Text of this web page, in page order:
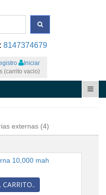
8147374679
Iniciar
(carrito vacio)
externas (4)
CARRITO..